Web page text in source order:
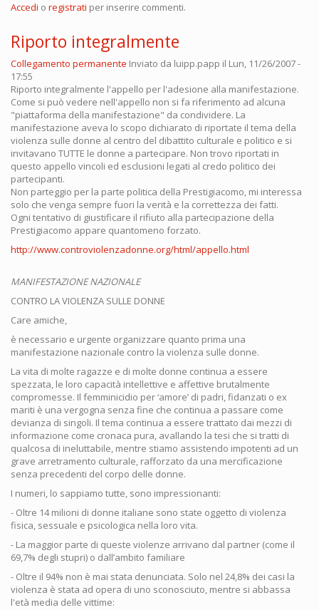
Accedi o registrati per inserire commenti.
Riporto integralmente
Collegamento permanente Inviato da luipp.papp il Lun, 11/26/2007 -
17:55
Riporto integralmente l'appello per l'adesione alla manifestazione.
Come si può vedere nell'appello non si fa riferimento ad alcuna
"piattaforma della manifestazione" da condividere. La
manifestazione aveva lo scopo dichiarato di riportate il tema della
violenza sulle donne al centro del dibattito culturale e politico e si
invitavano TUTTE le donne a partecipare. Non trovo riportati in
questo appello vincoli ed esclusioni legati al credo politico dei
partecipanti.
Non parteggio per la parte politica della Prestigiacomo, mi interessa
solo che venga sempre fuori la verità e la correttezza dei fatti.
Ogni tentativo di giustificare il rifiuto alla partecipazione della
Prestigiacomo appare quantomeno forzato.
http://www.controviolenzadonne.org/html/appello.html
MANIFESTAZIONE NAZIONALE
CONTRO LA VIOLENZA SULLE DONNE
Care amiche,
è necessario e urgente organizzare quanto prima una
manifestazione nazionale contro la violenza sulle donne.
La vita di molte ragazze e di molte donne continua a essere
spezzata, le loro capacità intellettive e affettive brutalmente
compromesse. Il femminicidio per ‘amore’ di padri, fidanzati o ex
mariti è una vergogna senza fine che continua a passare come
devianza di singoli. Il tema continua a essere trattato dai mezzi di
informazione come cronaca pura, avallando la tesi che si tratti di
qualcosa di ineluttabile, mentre stiamo assistendo impotenti ad un
grave arretramento culturale, rafforzato da una mercificazione
senza precedenti del corpo delle donne.
I numeri, lo sappiamo tutte, sono impressionanti:
- Oltre 14 milioni di donne italiane sono state oggetto di violenza
fisica, sessuale e psicologica nella loro vita.
- La maggior parte di queste violenze arrivano dal partner (come il
69,7% degli stupri) o dall’ambito familiare
- Oltre il 94% non è mai stata denunciata. Solo nel 24,8% dei casi la
violenza è stata ad opera di uno sconosciuto, mentre si abbassa
l'età media delle vittime: